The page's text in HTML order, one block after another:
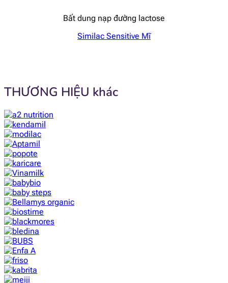
Bất dung nạp đường lactose
Similac Sensitive Mĩ
THƯƠNG HIỆU khác